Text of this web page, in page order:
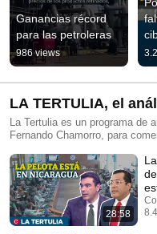
Ganancias récord
para las petroleras
986 views
LA TERTULIA, el
La Tertulia es un programa de
Fernando Chamorro, para
El programa nació en 2021,
sacado del aire por la
28:58